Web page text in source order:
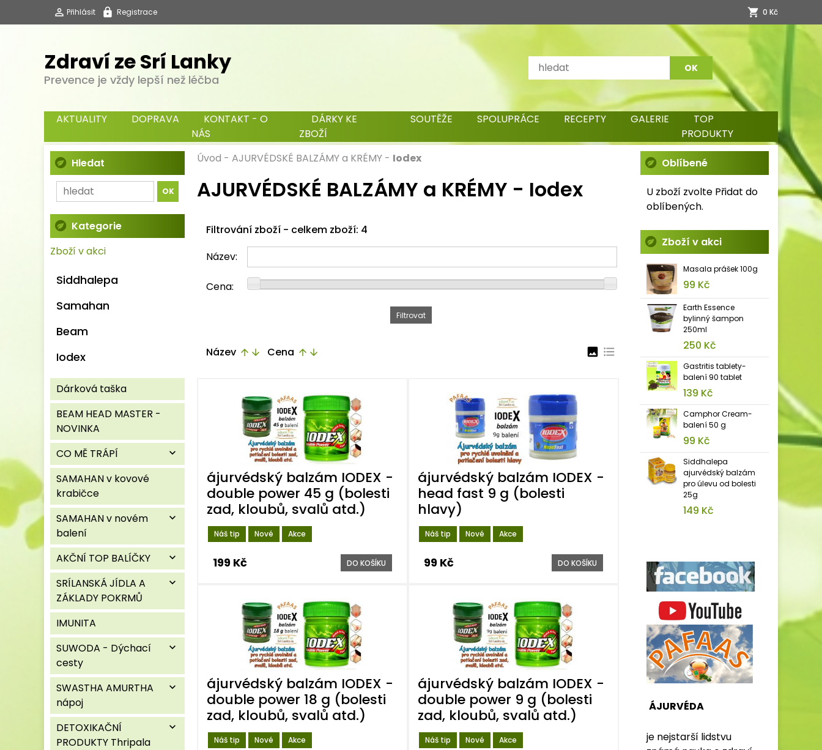
Přihlásit Registrace 0 Kč
Zdraví ze Srí Lanky
Prevence je vždy lepší než léčba
AKTUALITY DOPRAVA
KONTAKT - O
NÁS
DÁRKY KE
ZBOŽÍ
SOUTĚŽE SPOLUPRÁCE RECEPTY GALERIE
TOP
PRODUKTY
Hledat
Kategorie
Zboží v akci
Siddhalepa
Samahan
Beam
Iodex
Dárková taška
BEAM HEAD MASTER -
NOVINKA
CO MĚ TRÁPÍ
expand_more
SAMAHAN v kovové
krabičce
SAMAHAN v novém
balení
expand_more
AKČNÍ TOP BALÍČKY expand_more
SRÍLANSKÁ JÍDLA A
ZÁKLADY POKRMŮ
expand_more
IMUNITA
SUWODA - Dýchací
cesty
expand_more
SWASTHA AMURTHA
nápoj
expand_more
DETOXIKAČNÍ
PRODUKTY Thripala
expand_more
Úvod - AJURVÉDSKÉ BALZÁMY a KRÉMY - Iodex
AJURVÉDSKÉ BALZÁMY a KRÉMY - Iodex
Filtrování zboží - celkem zboží: 4
Název:
Cena:
Název arrow_upward arrow_downward Cena arrow_upward arrow_downward image format_list_bulleted
Náš tip Nové Akce
ájurvédský balzám IODEX -
double power 45 g (bolesti
zad, kloubů, svalů atd.)
199 Kč DO KOŠÍKU
Náš tip Nové Akce
ájurvédský balzám IODEX -
head fast 9 g (bolesti
hlavy)
99 Kč DO KOŠÍKU
Náš tip Nové Akce
ájurvédský balzám IODEX -
double power 18 g (bolesti
zad, kloubů, svalů atd.)
Náš tip Nové Akce
ájurvédský balzám IODEX -
double power 9 g (bolesti
zad, kloubů, svalů atd.)
Oblíbené
U zboží zvolte Přidat do
oblíbených.
Zboží v akci
Masala prášek 100g
99 Kč
Earth Essence
bylinný šampon
250ml
250 Kč
Gastritis tablety-
balení 90 tablet
139 Kč
Camphor Cream-
balení 50 g
99 Kč
Siddhalepa
ajurvédský balzám
pro úlevu od bolesti
25g
149 Kč
ÁJURVÉDA
je nejstarší lidstvu